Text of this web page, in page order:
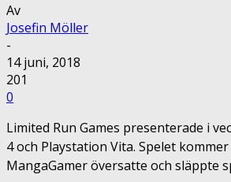
Av
Josefin Möller
-
14 juni, 2018
201
0
Limited Run Games presenterade i
4 och Playstation Vita. Spelet
MangaGamer översatte och släppte